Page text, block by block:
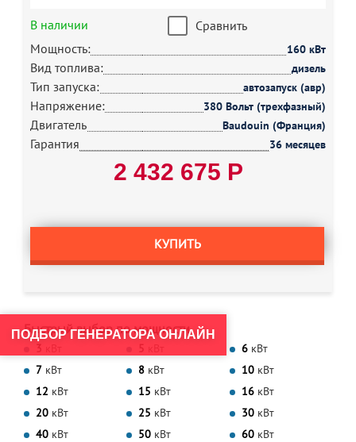
В наличии
Сравнить
Мощность:
160 кВт
Вид топлива: дизель
Тип запуска: автозапуск (авр)
Напряжение: 380 Вольт (трехфазный)
Двигатель Baudouin (Франция)
Гарантия 36 месяцев
2 432 675 Р
КУПИТЬ
Быстрый выбор по мощности
3 5 6 кВт
7 кВт 8 кВт 10 кВт
12 кВт 15 кВт 16 кВт
20 кВт 25 кВт 30 кВт
40 кВт 50 кВт 60 кВт
ПОДБОР ГЕНЕРАТОРА ОНЛАЙН